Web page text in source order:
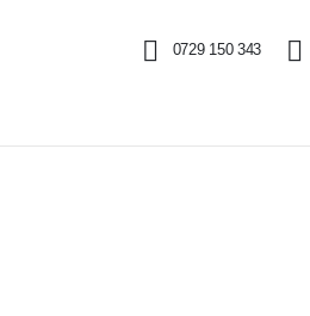
0729 150 343